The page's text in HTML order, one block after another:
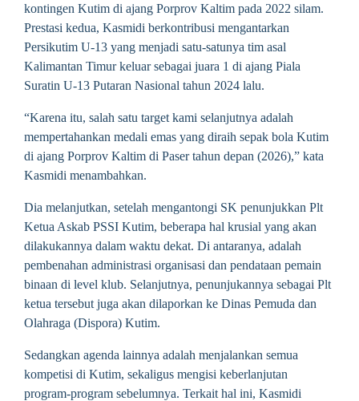
kontingen Kutim di ajang Porprov Kaltim pada 2022 silam.
Prestasi kedua, Kasmidi berkontribusi mengantarkan
Persikutim U-13 yang menjadi satu-satunya tim asal
Kalimantan Timur keluar sebagai juara 1 di ajang Piala
Suratin U-13 Putaran Nasional tahun 2024 lalu.
“Karena itu, salah satu target kami selanjutnya adalah
mempertahankan medali emas yang diraih sepak bola Kutim
di ajang Porprov Kaltim di Paser tahun depan (2026),” kata
Kasmidi menambahkan.
Dia melanjutkan, setelah mengantongi SK penunjukkan Plt
Ketua Askab PSSI Kutim, beberapa hal krusial yang akan
dilakukannya dalam waktu dekat. Di antaranya, adalah
pembenahan administrasi organisasi dan pendataan pemain
binaan di level klub. Selanjutnya, penunjukannya sebagai Plt
ketua tersebut juga akan dilaporkan ke Dinas Pemuda dan
Olahraga (Dispora) Kutim.
Sedangkan agenda lainnya adalah menjalankan semua
kompetisi di Kutim, sekaligus mengisi keberlanjutan
program-program sebelumnya. Terkait hal ini, Kasmidi